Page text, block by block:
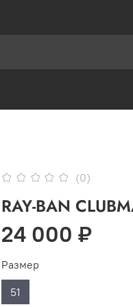
(0)
RAY-BAN
24 000 ₽
Размер
51